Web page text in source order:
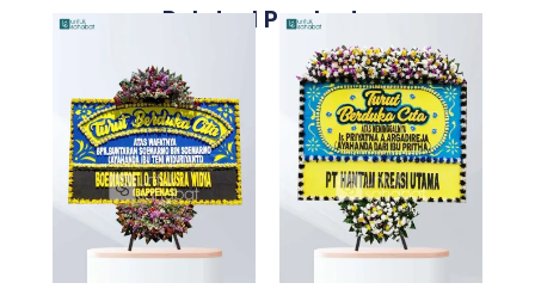
Related Products
price
was:
Rp950.000.
price
is:
Rp925.000.